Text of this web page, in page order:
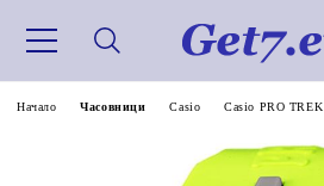
Начало Часовници Casio Casio PRO TREK